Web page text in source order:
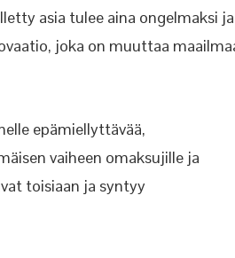
asia tulee aina ongelmaksi ja
joka on muuttaa
epämiellyttävää,
vaiheen omaksujille ja
toisiaan ja syntyy